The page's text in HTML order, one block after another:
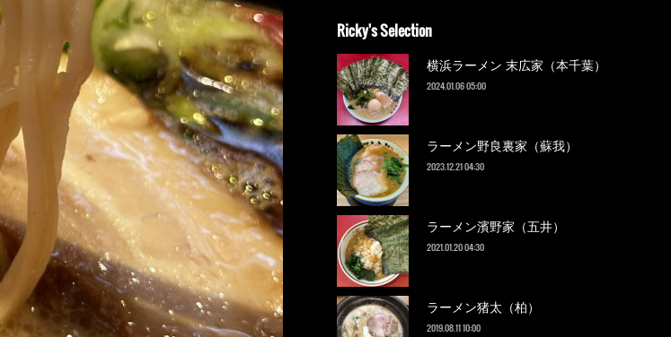
Ricky's Selection
横浜ラーメン 末広家（本千葉）
2024.01.06 05:00
ラーメン野良裏家（蘇我）
2023.12.21 04:30
ラーメン濱野家（五井）
2021.01.20 04:30
ラーメン猪太（柏）
2019.08.11 10:00